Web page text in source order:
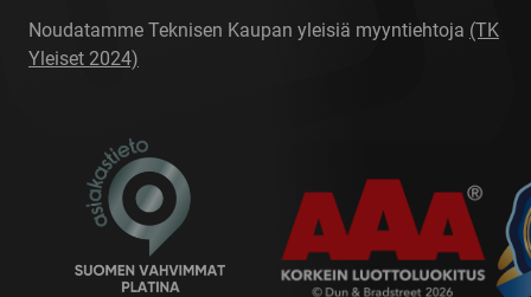
Noudatamme Teknisen Kaupan yleisiä myyntiehtoja (TK
Yleiset 2024)